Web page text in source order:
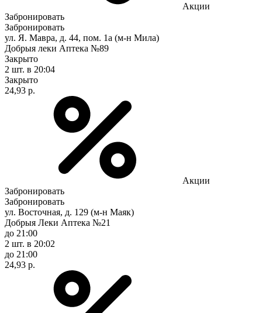
Акции
Забронировать
Забронировать
ул. Я. Мавра, д. 44, пом. 1а (м-н Мила)
Добрыя леки Аптека №89
Закрыто
2 шт. в 20:04
Закрыто
24,93 р.
Акции
Забронировать
Забронировать
ул. Восточная, д. 129 (м-н Маяк)
Добрыя Леки Аптека №21
до 21:00
2 шт. в 20:02
до 21:00
24,93 р.